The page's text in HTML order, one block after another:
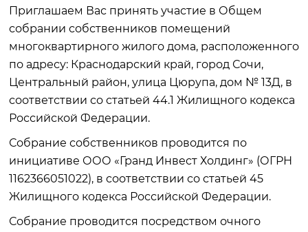
Приглашаем Вас принять участие в Общем
собрании собственников помещений
многоквартирного жилого дома, расположенного
по адресу: Краснодарский край, город Сочи,
Центральный район, улица Цюрупа, дом № 13Д, в
соответствии со статьей 44.1 Жилищного кодекса
Российской Федерации.
Собрание собственников проводится по
инициативе ООО «Гранд Инвест Холдинг» (ОГРН
1162366051022), в соответствии со статьей 45
Жилищного кодекса Российской Федерации.
Собрание проводится посредством очного